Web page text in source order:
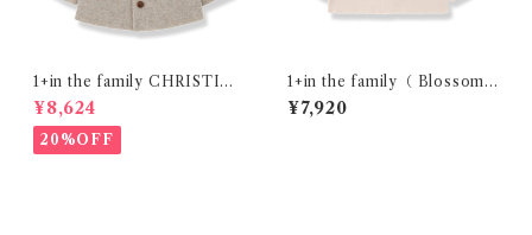
1+in the family CHRISTIN
A ( 18m )
¥8,624
20%OFF
1+in the family（ Blossom
)/ONA( 12・24m )
¥7,920